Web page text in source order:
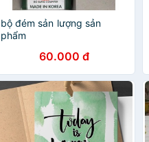
bộ đém sản lượng sản
phẩm
60.000 đ